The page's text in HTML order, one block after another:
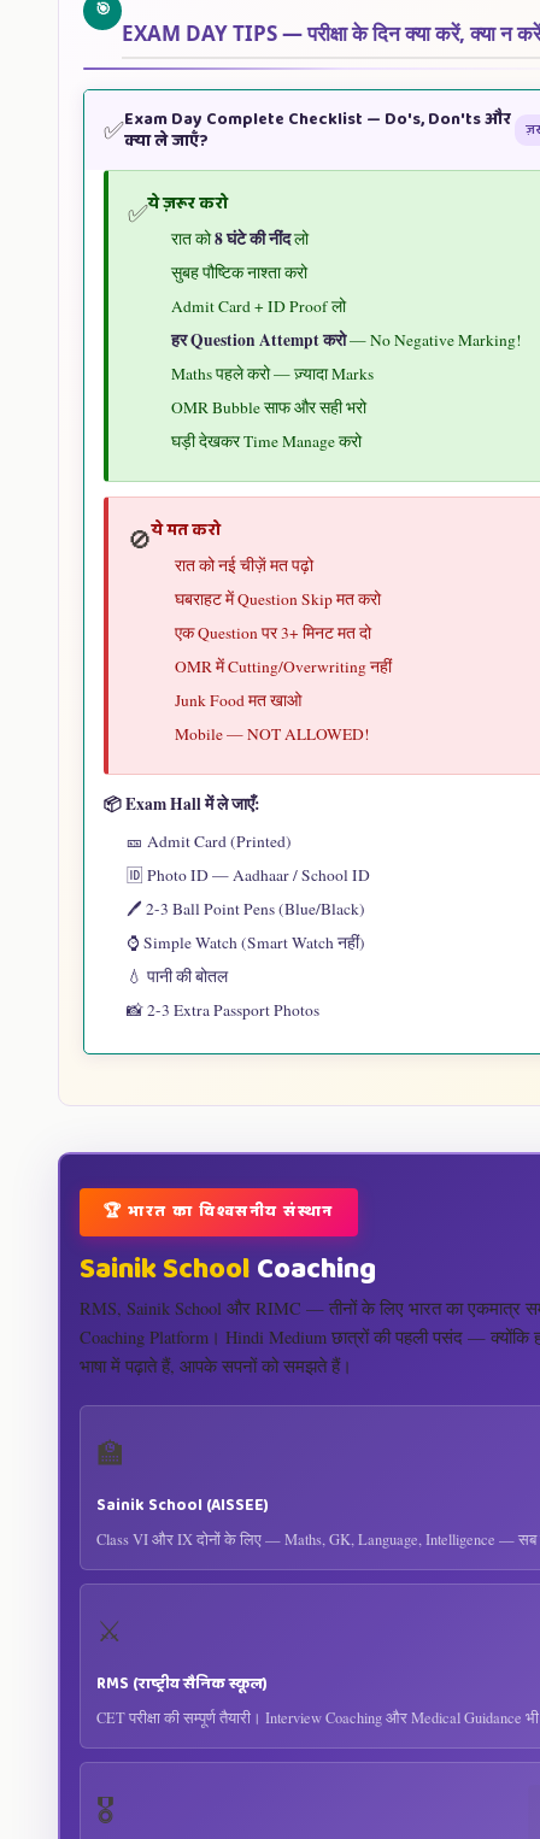
Intelligence
Easy Marks
रोज़ 15-20 Puzzles करो
Mirror Image + Series — आसान Marks
RS Aggarwal Reasoning Book (Hindi)
Language — Hindi चुनो!
Hindi Advantage
Form में Language = Hindi चुनो
Comprehension — रोज़ अखबार पढ़ो
General Knowledge
Lucent's GK (Hindi) — Best Book
🌏Lucent's सामान्य ज्ञान (Hindi)— GK के लिए सर्वोत्तम
📝AISSEE Previous Year Question Papers (Solved)
साल के — सबसे ज़रूरी!
📰दैनिक जागरण / अमर उजाला— रोज़ पढ़ो — Language + GK +
🎯
EXAM DAY TIPS — परीक्षा के दिन क्या करें, क्या न
✅Exam Day Complete Checklist — Do's, Don'ts और
क्या ले जाएँ?
✅ये ज़रूर करो
रात को8 घंटे की नींदलो
सुबह पौष्टिक नाश्ता करो
Admit Card + ID Proof लो
हर Question Attempt करो— No Negative Marking!
Maths पहले करो — ज़्यादा Marks
OMR Bubble साफ और सही भरो
घड़ी देखकर Time Manage करो
🚫ये मत करो
रात को नई चीज़ें मत पढ़ो
घबराहट में Question Skip मत करो
एक Question पर 3+ मिनट मत दो
OMR में Cutting/Overwriting नहीं
Junk Food मत खाओ
Mobile — NOT ALLOWED!
📦 Exam Hall में ले जाएँ:
🎫 Admit Card (Printed)
🆔 Photo ID — Aadhaar / School ID
🖊️ 2-3 Ball Point Pens (Blue/Black)
⌚ Simple Watch (Smart Watch नहीं)
💧 पानी की बोतल
📸 2-3 Extra Passport Photos
🏆 भारत का विश्वसनीय संस्थान
Sainik SchoolCoaching
RMS, Sainik School और RIMC — तीनों के लिए भारत का एकमात्र
Coaching Platform। Hindi Medium छात्रों की पहली पसंद — क्योंकि
भाषा में पढ़ाते हैं, आपके सपनों को समझते हैं।
🏫
Sainik School (AISSEE)
Class VI और IX दोनों के लिए — Maths, GK, Language, Intelligence — सब
⚔️
RMS (राष्ट्रीय सैनिक स्कूल)
CET परीक्षा की सम्पूर्ण तैयारी। Interview Coaching और Medical Guidance
🎖️